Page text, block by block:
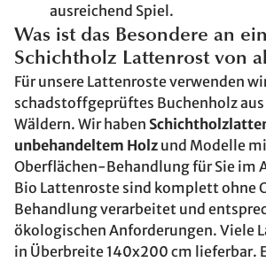
ausreichend Spiel.
Was ist das Besondere an
Schichtholz Lattenrost von
Für unsere Lattenroste verwenden
schadstoffgeprüftes Buchenholz
Wäldern. Wir haben
unbehandeltem Holz und Modelle
Oberflächen-Behandlung für Sie im
Bio Lattenroste sind komplett ohne
Behandlung verarbeitet und
ökologischen Anforderungen. Viele
in Überbreite 140x200 cm lieferbar.